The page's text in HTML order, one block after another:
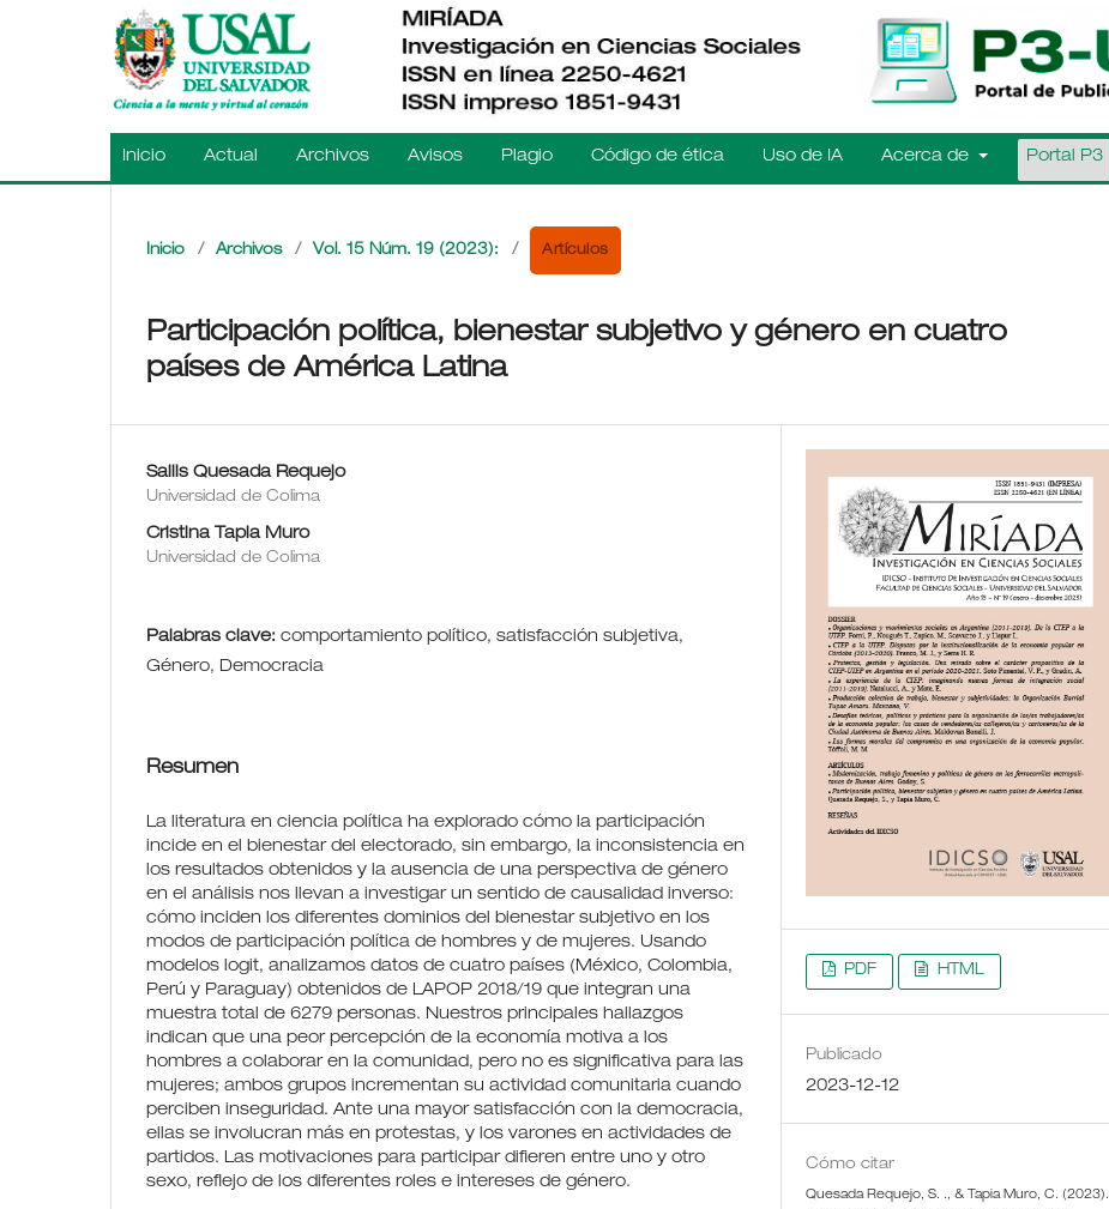
Inicio Actual Archivos Avisos Plagio Código de ética Uso de IA Acerca de Portal P3
Inicio / Archivos / Vol. 15 Núm. 19 (2023): / Artículos
Participación política, bienestar subjetivo y género en cuatro
países de América Latina
Sailis Quesada Requejo
Universidad de Colima
Cristina Tapia Muro
Universidad de Colima
Palabras clave: comportamiento político, satisfacción subjetiva,
Género, Democracia
Resumen
La literatura en ciencia política ha explorado cómo la participación
incide en el bienestar del electorado, sin embargo, la inconsistencia en
los resultados obtenidos y la ausencia de una perspectiva de género
en el análisis nos llevan a investigar un sentido de causalidad inverso:
cómo inciden los diferentes dominios del bienestar subjetivo en los
modos de participación política de hombres y de mujeres. Usando
modelos logit, analizamos datos de cuatro países (México, Colombia,
Perú y Paraguay) obtenidos de LAPOP 2018/19 que integran una
muestra total de 6279 personas. Nuestros principales hallazgos
indican que una peor percepción de la economía motiva a los
hombres a colaborar en la comunidad, pero no es significativa para las
mujeres; ambos grupos incrementan su actividad comunitaria cuando
perciben inseguridad. Ante una mayor satisfacción con la democracia,
ellas se involucran más en protestas, y los varones en actividades de
partidos. Las motivaciones para participar difieren entre uno y otro
sexo, reflejo de los diferentes roles e intereses de género.
PDF HTML
Publicado
2023-12-12
Cómo citar
Quesada Requejo, S. ., & Tapia Muro, C. (2023).